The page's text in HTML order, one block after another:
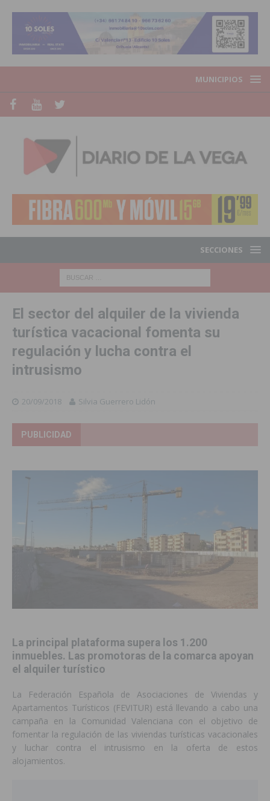
MUNICIPIOS
SECCIONES
El sector del alquiler de la vivienda
turística vacacional fomenta su
regulación y lucha contra el
intrusismo
20/09/2018 Silvia Guerrero Lidón
PUBLICIDAD
La principal plataforma supera los 1.200
inmuebles. Las promotoras de la comarca apoyan
el alquiler turístico
La Federación Española de Asociaciones de Viviendas y
Apartamentos Turísticos (FEVITUR) está llevando a cabo una
campaña en la Comunidad Valenciana con el objetivo de
fomentar la regulación de las viviendas turísticas vacacionales
y luchar contra el intrusismo en la oferta de estos
alojamientos.